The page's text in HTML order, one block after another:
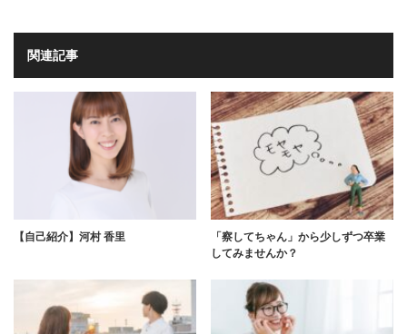
関連記事
【自己紹介】河村 香里
「察してちゃん」から少しずつ卒業
してみませんか？